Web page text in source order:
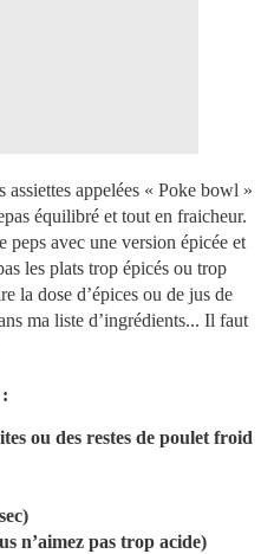
assiettes appelées « Poke bowl »
équilibré et tout en fraicheur.
peps avec une version épicée et
les plats trop épicés ou trop
la dose d’épices ou de jus de
ma liste d’ingrédients... Il faut
ou des restes de poulet froid
n’aimez pas trop acide)